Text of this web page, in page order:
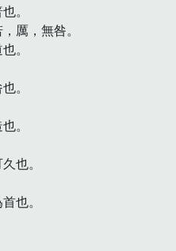
。
厲，無咎。
。
。
。
也。
首也。